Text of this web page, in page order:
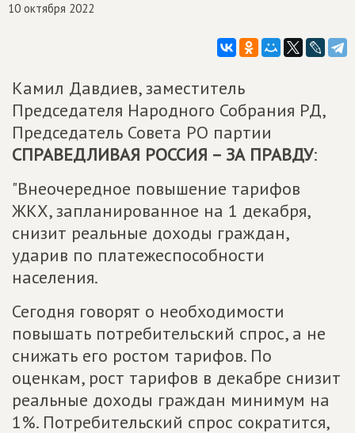
10 октября 2022
Камил Давдиев, заместитель
Председателя Народного Собрания РД,
Председатель Совета РО партии
СПРАВЕДЛИВАЯ РОССИЯ – ЗА ПРАВДУ:
"Внеочередное повышение тарифов
ЖКХ, запланированное на 1 декабря,
снизит реальные доходы граждан,
ударив по платежеспособности
населения.
Сегодня говорят о необходимости
повышать потребительский спрос, а не
снижать его ростом тарифов. По
оценкам, рост тарифов в декабре снизит
реальные доходы граждан минимум на
1%. Потребительский спрос сократится,